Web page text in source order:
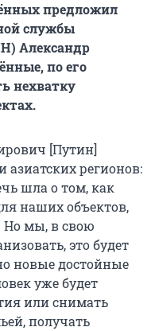
предложил
службы
Александр
по его
нехватку
[Путин]
азиатских регионов:
шла о том, как
наших объектов,
Но мы, в свою
это будет
новые достойные
уже будет
или снимать
получать